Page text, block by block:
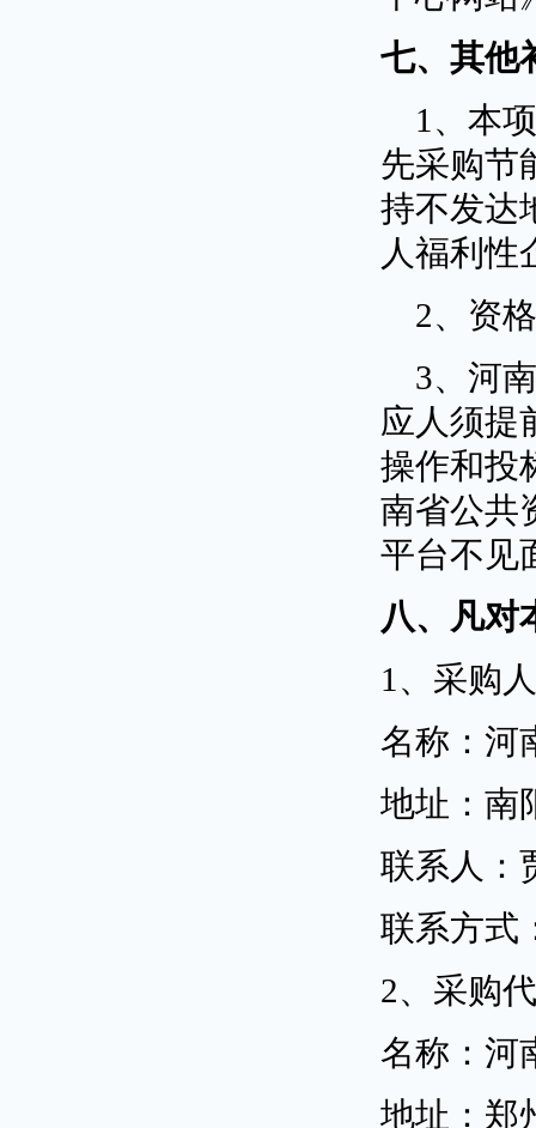
七、其他
1、本
先采购节
持不发达
人福利性
2、资
3、河
应人须提
操作和投
南省公共
平台不见
八、凡对
1、采购
名称：河
地址：南
联系人：
联系方式
2、采购
名称：河
地址：郑